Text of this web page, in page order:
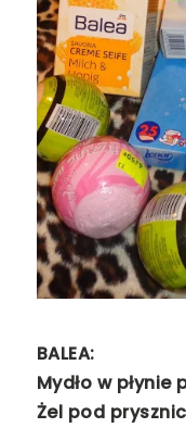
BALEA:
Mydło w
Żel pod prysznic